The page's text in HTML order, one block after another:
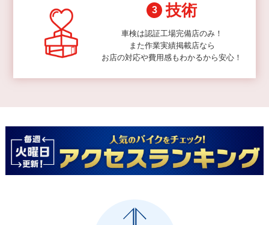
3 技術
車検は認証工場完備店のみ！
また作業実績掲載店なら
お店の対応や費用感もわかるから安心！